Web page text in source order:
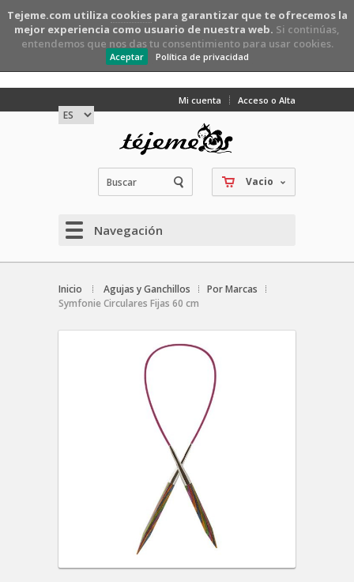
Tejeme.com utiliza cookiespara garantizar que te ofrecemos la
mejor experiencia como usuario de nuestra web. Si continúas,
entendemos que nos das tu consentimiento para usar cookies.
Aceptar Política de privacidad
Mi cuenta Acceso o Alta
Vacio
Navegación
Inicio Agujas y Ganchillos
Por Marcas
Symfonie Circulares Fijas 60 cm